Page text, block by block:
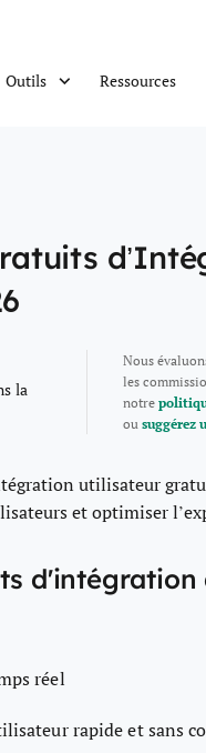
Outils Ressources
la
Nous
les
notre
ou suggérez
utilisateur
et optimiser
réel
rapide et sans